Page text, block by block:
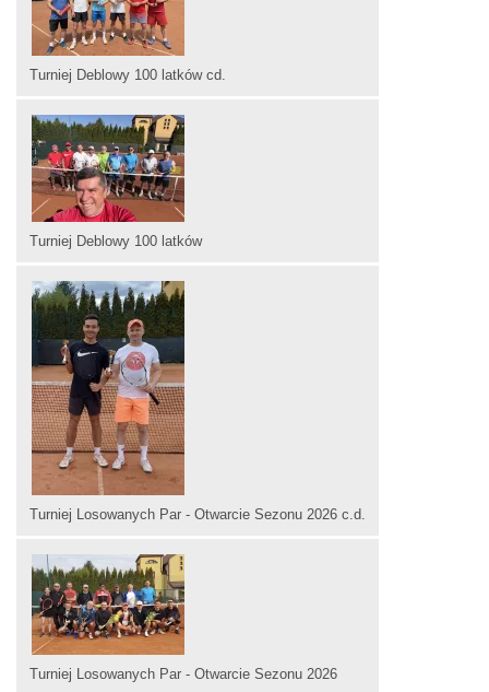
Turniej Deblowy 100 latków cd.
Turniej Deblowy 100 latków
Turniej Losowanych Par - Otwarcie Sezonu 2026 c.d.
Turniej Losowanych Par - Otwarcie Sezonu 2026